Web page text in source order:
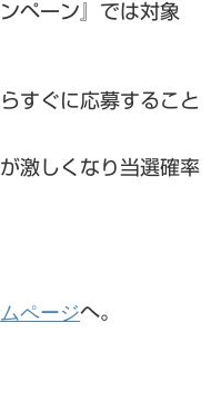
ペーン』では対象
すぐに応募すること
激しくなり当選確率
ページへ。